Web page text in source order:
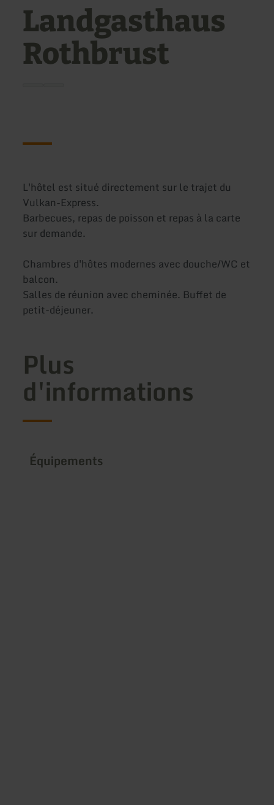
Landgasthaus
Rothbrust
L'hôtel est situé directement sur le trajet du
Vulkan-Express.
Barbecues, repas de poisson et repas à la carte
sur demande.
Chambres d'hôtes modernes avec douche/WC et
balcon.
Salles de réunion avec cheminée. Buffet de
petit-déjeuner.
Plus
d'informations
Équipements